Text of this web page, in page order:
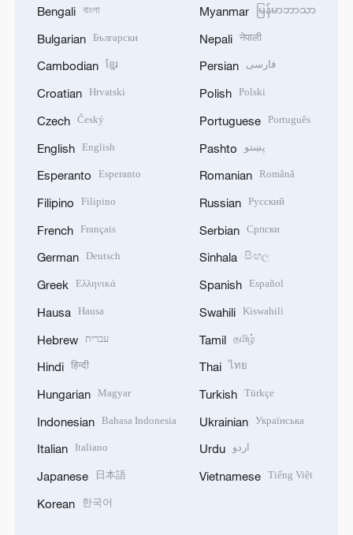
Bengali বাংলা
Bulgarian Български
Cambodian ខ្មែរ
Croatian Hrvatski
Czech Český
English English
Esperanto Esperanto
Filipino Filipino
French Français
German Deutsch
Greek Ελληνικά
Hausa Hausa
Hebrew עברית
Hindi हिन्दी
Hungarian Magyar
Indonesian Bahasa Indonesia
Italian Italiano
Japanese 日本語
Korean 한국어
Myanmar မြန်မာဘာသာ
Nepali नेपाली
Persian فارسی
Polish Polski
Portuguese Português
Pashto پښتو
Romanian Română
Russian Русский
Serbian Српски
Sinhala සිංහල
Spanish Español
Swahili Kiswahili
Tamil தமிழ்
Thai ไทย
Turkish Türkçe
Ukrainian Українська
Urdu اردو
Vietnamese Tiếng Việt